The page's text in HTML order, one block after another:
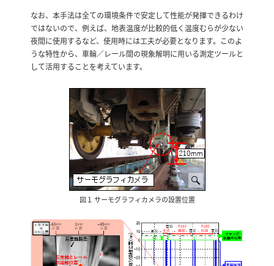
なお、本手法は全ての環境条件で安定して性能が発揮できるわけ
ではないので、例えば、地表温度が比較的低く温度むらが少ない
夜間に使用するなど、使用時には工夫が必要となります。このよ
うな特性から、車輪／レール間の現象解明に用いる測定ツールと
して活用することを考えています。
図１ サーモグラフィカメラの設置位置